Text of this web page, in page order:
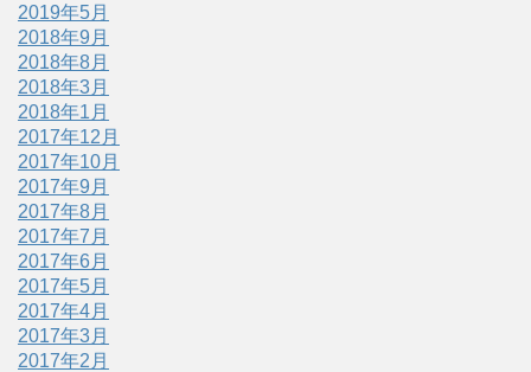
2019年5月
2018年9月
2018年8月
2018年3月
2018年1月
2017年12月
2017年10月
2017年9月
2017年8月
2017年7月
2017年6月
2017年5月
2017年4月
2017年3月
2017年2月